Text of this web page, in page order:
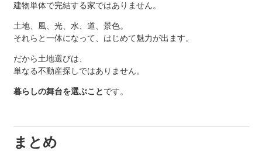
建物単体で完結する家ではありません。
土地、風、光、水、道、景色。
それらと一体になって、はじめて魅力が出ます。
だから土地選びは、
単なる不動産探しではありません。
暮らしの舞台を選ぶことです。
まとめ